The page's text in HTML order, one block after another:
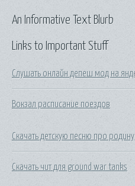
Links to Important Stuff
Слушать онлайн депеш мод на
Вокзал расписание поездов
Скачать детскую песню про родину
Скачать чит для ground war tanks
An Informative Text Blurb